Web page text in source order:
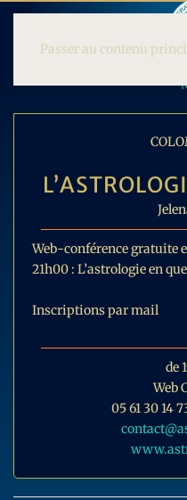
Passer au contenu
Web-conférence gratuite
21h00 : L’astrologie en
Inscriptions par mail
de
Web
05 61 30 14